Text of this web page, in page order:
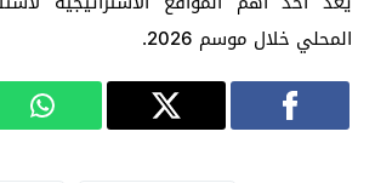
المحلي خلال موسم 2026.